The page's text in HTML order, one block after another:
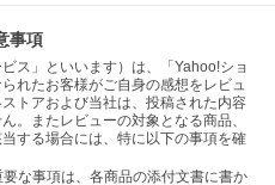
事項
ス」といいます）は、「Yahoo!ショ
れたお客様がご自身の感想をレビュ
トアおよび当社は、投稿された内容
。またレビューの対象となる商品、
する場合には、特に以下の事項を確
な事項は、各商品の添付文書に書か